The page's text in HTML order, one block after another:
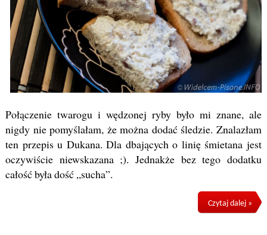
Połączenie twarogu i wędzonej ryby było mi znane, ale
nigdy nie pomyślałam, że można dodać śledzie. Znalazłam
ten przepis u Dukana. Dla dbających o linię śmietana jest
oczywiście niewskazana ;). Jednakże bez tego dodatku
całość była dość „sucha”.
Czytaj dalej »